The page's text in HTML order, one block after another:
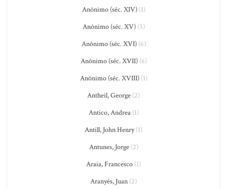
Anônimo (séc. XIV)(1)
Anônimo (séc. XV)(5)
Anônimo (séc. XVI)(6)
Anônimo (séc. XVII)(6)
Anônimo (séc. XVIII)(1)
Antheil, George (2)
Antico, Andrea(1)
Antill, John Henry(1)
Antunes, Jorge(2)
Araia, Francesco (1)
Aranyés, Juan (2)